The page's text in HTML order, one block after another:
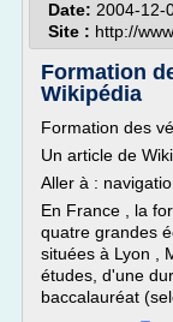
Date: 2004-12-
Site : http://
Formation
Wikipédia
Formation des
Un article de
Aller à :
En France , la
quatre grandes
situées à Lyon ,
études, d'une
baccalauréat